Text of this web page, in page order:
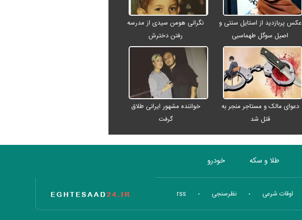
عکس پربازدید از استایل سنتی و
اصیل سوگل طهماسبی
نگرانی هومن سیدی از مدرسه
رفتن دخترش
دعوای مالک و مستاجر منجر به
قتل شد
خواننده مشهور ایرانی طلاق
گرفت
طلا و سکه خودرو
منهای اقتصاد تاریخ اقتصاد اوقات شرعی نظرسنجی rss